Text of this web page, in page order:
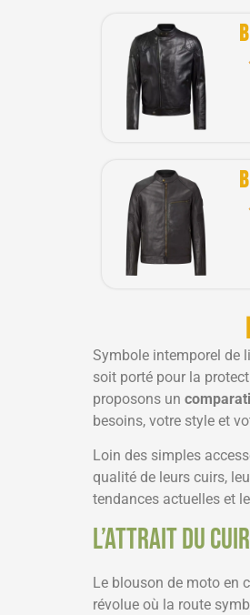
Symbole intemporel de
soit porté pour la
proposons un
besoins, votre style et
Loin des simples
qualité de leurs cuirs,
tendances actuelles et
L’attrait du
Le blouson de moto en
révolue où la route